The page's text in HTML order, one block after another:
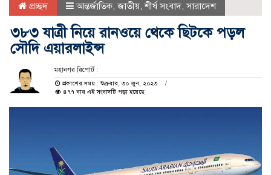
প্রচ্ছদ আন্তর্জাতিক,জাতীয়,শীর্ষ সংবাদ,সারাদেশ
৩৮৩ যাত্রী নিয়ে রানওয়ে থেকে ছিটকে পড়ল
সৌদি এয়ারলাইন্স
মহানগর রিপোর্ট :
প্রকাশের সময় : শুক্রবার, ৩০ জুন, ২০২৩
৪৭৭ বার এই সংবাদটি পড়া হয়েছে